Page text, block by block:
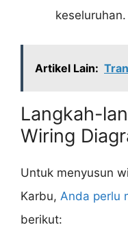
keseluruhan.
Artikel Lain:
Langkah-
Wiring
Untuk menyusun
Karbu, Anda perlu
berikut: